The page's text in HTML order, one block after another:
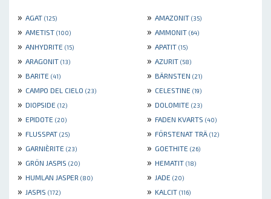
» AGAT (125) » AMAZONIT (35)
» AMETIST (100) » AMMONIT (64)
» ANHYDRITE (15) » APATIT (15)
» ARAGONIT (13) » AZURIT (58)
» BARITE (41) » BÄRNSTEN (21)
» CAMPO DEL CIELO (23) » CELESTINE (19)
» DIOPSIDE (12) » DOLOMITE (23)
» EPIDOTE (20) » FADEN KVARTS (40)
» FLUSSPAT (25) » FÖRSTENAT TRÄ (12)
» GARNIÈRITE (23) » GOETHITE (26)
» GRÖN JASPIS (20) » HEMATIT (18)
» HUMLAN JASPER (80) » JADE (20)
» JASPIS (172) » KALCIT (116)